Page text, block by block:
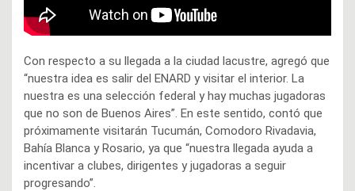
Con respecto a su llegada a la ciudad lacustre, agregó que
“nuestra idea es salir del ENARD y visitar el interior. La
nuestra es una selección federal y hay muchas jugadoras
que no son de Buenos Aires”. En este sentido, contó que
próximamente visitarán Tucumán, Comodoro Rivadavia,
Bahía Blanca y Rosario, ya que “nuestra llegada ayuda a
incentivar a clubes, dirigentes y jugadoras a seguir
progresando”.